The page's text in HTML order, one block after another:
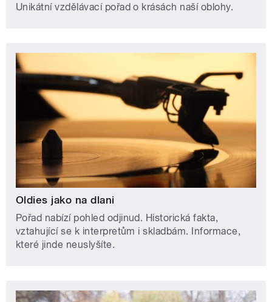
Unikátní vzdělávací pořad o krásách naší oblohy.
Oldies jako na dlani
Pořad nabízí pohled odjinud. Historická fakta,
vztahující se k interpretům i skladbám. Informace,
které jinde neuslyšíte.